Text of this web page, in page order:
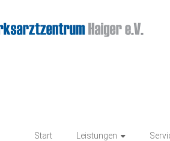
Start Leistungen